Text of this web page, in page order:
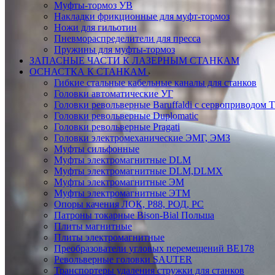
Муфты-тормоз УВ
Накладки фрикционные для муфт-тормоз
Ножи для гильотин
Пневмораспределители для пресса
Пружины для муфты-тормоз
ЗАПАСНЫЕ ЧАСТИ К ЛАЗЕРНЫМ СТАНКАМ
ОСНАСТКА К СТАНКАМ
Гибкие стальные кабельные каналы для станков
Головки автоматические УГ
Головки револьверные Baruffaldi с сервоприводом
Головки револьверные Duplomatic
Головки револьверные Pragati
Головки электромеханические ЭМГ, ЭМЗ
Муфты сильфонные
Муфты электромагнитные DLM
Муфты электромагнитные DLM,DLMX
Муфты электромагнитные ЭМ
Муфты электромагнитные ЭТМ
Опоры качения ЛОК, Р88, РОД, РС
Патроны токарные Bison-Bial Польша
Плиты магнитные
Плиты электромагнитные
Преобразователи угловых перемещений ВЕ178
Револьверные головки SAUTER
Транспортеры удаления стружки для станков